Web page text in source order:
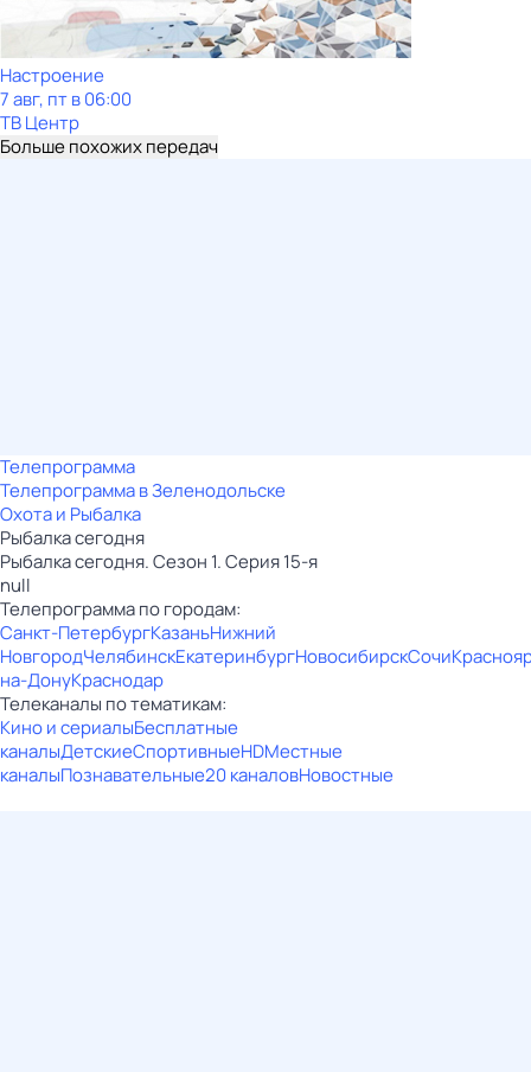
Настроение
7 авг, пт в 06:00
ТВ Центр
Больше похожих передач
Телепрограмма
Телепрограмма в Зеленодольске
Охота и Рыбалка
Рыбалка сегодня
Рыбалка сегодня. Сезон 1. Серия 15-я
null
Телепрограмма по городам:
Санкт-ПетербургКазаньНижний
НовгородЧелябинскЕкатеринбургНовосибирскСочи
на-ДонуКраснодар
Телеканалы по тематикам:
Кино и сериалыБесплатные
каналыДетскиеСпортивныеHDМестные
каналыПознавательные20 каналовНовостные